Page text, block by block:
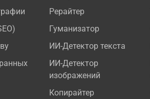
Рерайтер
Гуманизатор
ИИ-Детектор текста
ИИ-Детектор
изображений
Копирайтер